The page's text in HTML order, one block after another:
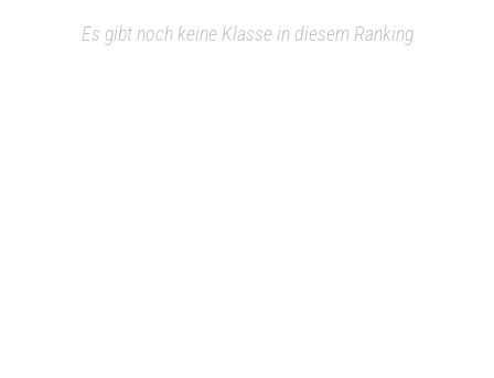
Es gibt noch keine Klasse in diesem Ranking